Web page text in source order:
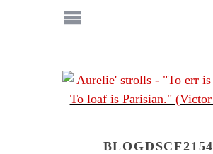
BLOGDSCF2154